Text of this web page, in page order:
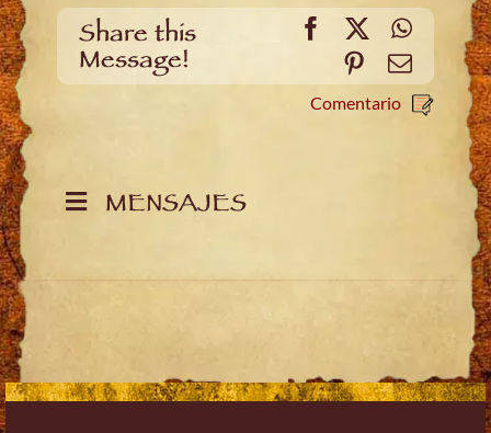
Share this
Message!
Facebook
X
PinterestEmail
Comentario
MENSAJES